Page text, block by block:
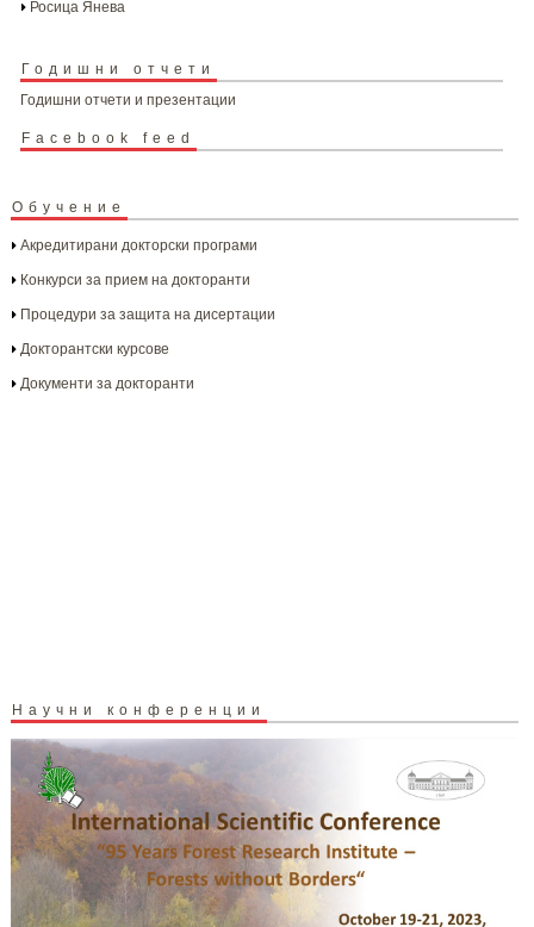
Росица Янева
Годишни отчети
Годишни отчети и презентации
Facebook feed
Обучение
Акредитирани докторски програми
Конкурси за прием на докторанти
Процедури за защита на дисертации
Докторантски курсове
Документи за докторанти
Научни конференции